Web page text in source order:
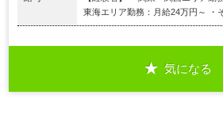
東海エリア勤務：月給24万円～ ・
気になる